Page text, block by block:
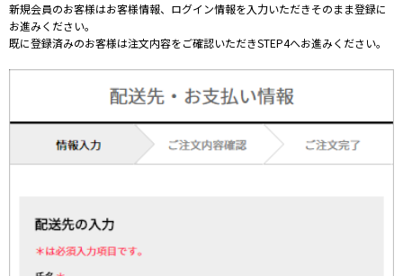
新規会員のお客様はお客様情報、ログイン情報を入力いただきそのまま登録に
お進みください。
既に登録済みのお客様は注文内容をご確認いただきSTEP4へお進みください。